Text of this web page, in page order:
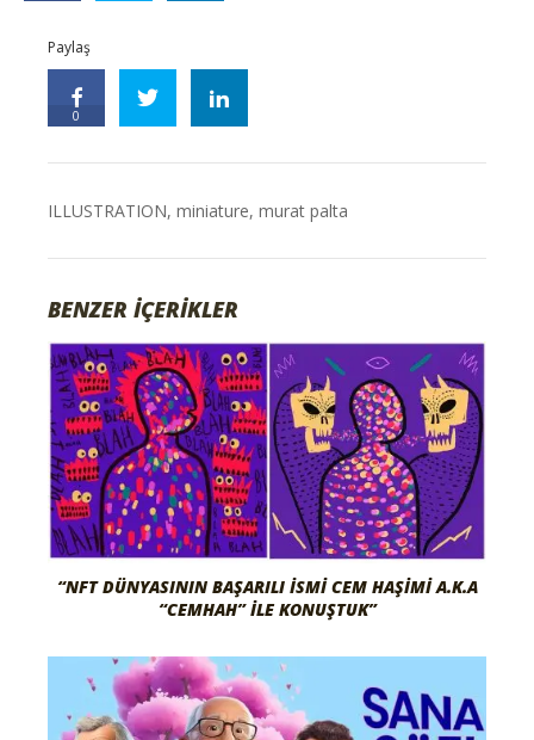
Paylaş
0
ILLUSTRATION,miniature,murat palta
BENZER İÇERİKLER
“NFT DÜNYASININ BAŞARILI İSMI CEM HAŞIMI A.K.A
“CEMHAH” İLE KONUŞTUK”